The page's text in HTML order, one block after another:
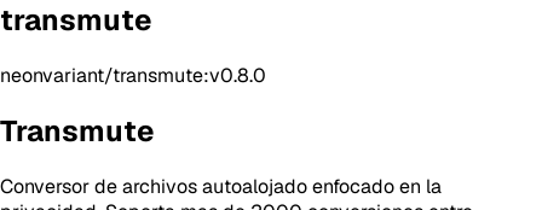
transmute
neonvariant/transmute:v0.8.0
Transmute
Conversor de archivos autoalojado enfocado en la